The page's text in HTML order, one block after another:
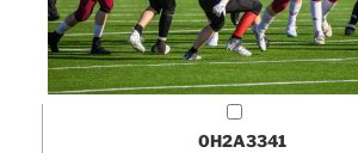
0H2A3341